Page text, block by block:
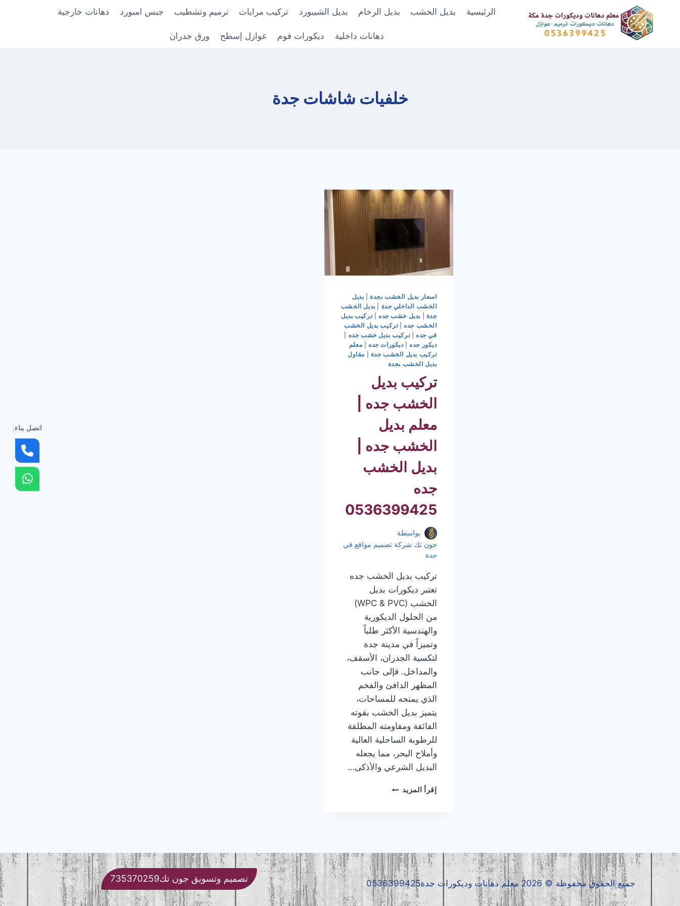
المحتوى
الرئيسية بديل الخشب بديل الرخام بديل الشيبورد تركيب مرايات ترميم وتشطيب جبس امبورد دهانات خارجية
دهانات داخلية ديكورات فوم عوازل إسطح ورق جدران
خلفيات شاشات جدة
اسعار بديل الخشب بجدة| بديل
الخشب الداخلي جدة
بديل الخشب
جدة
بديل خشب جده |تركيب بديل
الخشب جده|تركيب بديل الخشب
في جده|تركيب بديل خشب جده
ديكور جده| ديكورات جده
معلم
تركيب بديل الخشب جدة
مقاول
بديل الخشب بجدة
تركيب بديل
الخشب جده |
معلم بديل
الخشب جده |
بديل الخشب
جده
0536399425
بواسطة
جون تك شركة تصميم مواقع في
جدة
تركيب بديل الخشب جده
تعتبر ديكورات بديل
الخشب (WPC & PVC)
من الحلول الديكورية
والهندسية الأكثر طلباً
وتميزاً في مدينة جدة
لتكسية الجدران، الأسقف،
والمداخل. فإلى جانب
المظهر الدافئ والفخم
الذي يمنحه للمساحات،
يتميز بديل الخشب بقوته
الفائقة ومقاومته المطلقة
للرطوبة الساحلية العالية
وأملاح البحر، مما يجعله
البديل الشرعي والأذكى…
إقرأ المزيد تركيب
بديل
الخشب
جده
|
بديل
الخشب
جميع الحقوق محفوظة © 2026 معلم دهانات وديكورات جدة0536399425 تصميم وتسويق جون تك735370259
اتصل بناء.